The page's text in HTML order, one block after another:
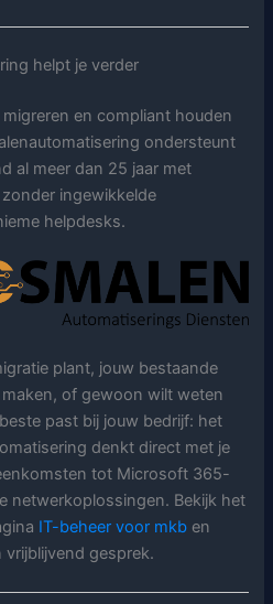
helpt je verder
en compliant houden
ondersteunt
al meer dan 25 jaar met
ingewikkelde
helpdesks.
plant, jouw bestaande
of gewoon wilt weten
past bij jouw bedrijf: het
denkt direct met je
tot Microsoft 365-
netwerkoplossingen. Bekijk het
IT-beheer voor mkb en
gesprek.